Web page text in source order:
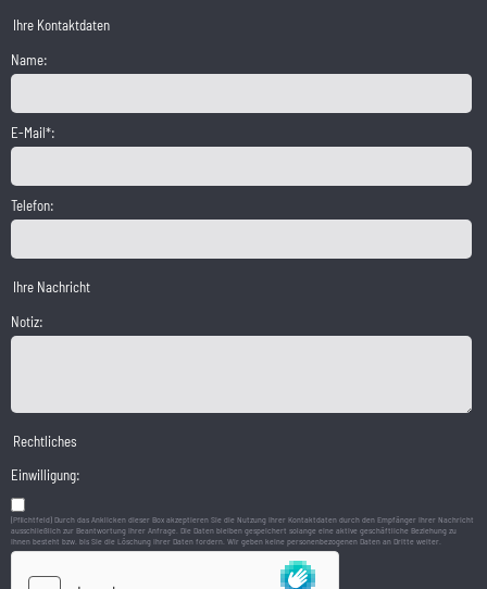
Ihre Kontaktdaten
Name:
E-Mail*:
Telefon:
Ihre Nachricht
Notiz:
Rechtliches
Einwilligung:
(Pflichtfeld) Durch das Anklicken dieser Box akzeptieren Sie die Nutzung Ihrer Kontaktdaten durch den Empfänger Ihrer Nachricht
ausschließlich zur Beantwortung Ihrer Anfrage. Die Daten bleiben gespeichert solange eine aktive geschäftliche Beziehung zu
Ihnen besteht bzw. bis Sie die Löschung Ihrer Daten fordern. Wir geben keine personenbezogenen Daten an Dritte weiter.